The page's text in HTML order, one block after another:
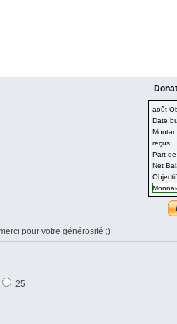
août
Date
reçus:
Part
Net
pour votre générosité ;)
25